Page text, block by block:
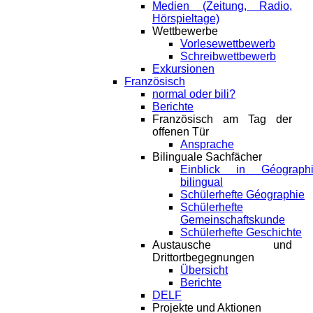
Medien (Zeitung, Radio,
Hörspieltage)
Wettbewerbe
Vorlesewettbewerb
Schreibwettbewerb
Exkursionen
Französisch
normal oder bili?
Berichte
Französisch am Tag der
offenen Tür
Ansprache
Bilinguale Sachfächer
Einblick in
bilingual
Schülerhefte Géographie
Schülerhefte
Gemeinschaftskunde
Schülerhefte Geschichte
Austausche und
Drittortbegegnungen
Übersicht
Berichte
DELF
Projekte und Aktionen